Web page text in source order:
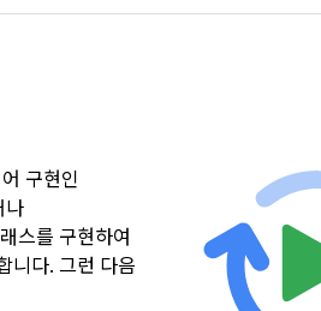
구현인
나
스를 구현하여
니다. 그런 다음